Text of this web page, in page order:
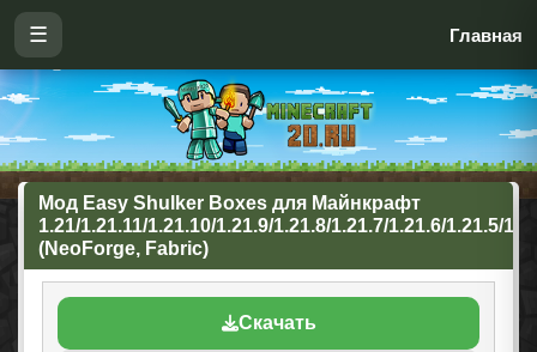
☰ Главная
Мод Easy Shulker Boxes для Майнкрафт
1.21/1.21.11/1.21.10/1.21.9/1.21.8/1.21.7/1.21.6/1.21.5/
(NeoForge, Fabric)
Скачать